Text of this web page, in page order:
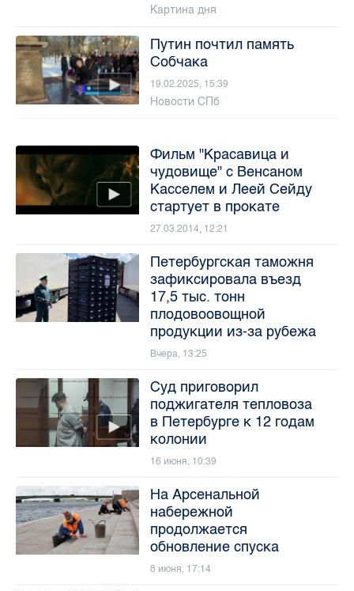
Картина дня
Путин почтил память
Собчака
19.02.2025, 15:39
Новости СПб
Фильм "Красавица и
чудовище" с Венсаном
Касселем и Леей Сейду
стартует в прокате
27.03.2014, 12:21
Петербургская таможня
зафиксировала въезд
17,5 тыс. тонн
плодовоовощной
продукции из-за рубежа
Вчера, 13:25
Суд приговорил
поджигателя тепловоза
в Петербурге к 12 годам
колонии
16 июня, 10:39
На Арсенальной
набережной
продолжается
обновление спуска
8 июня, 17:14